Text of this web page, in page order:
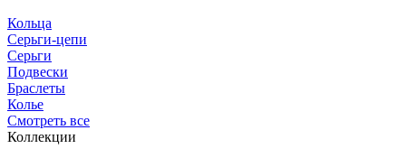
Кольца
Серьги-цепи
Серьги
Подвески
Браслеты
Колье
Смотреть все
Коллекции